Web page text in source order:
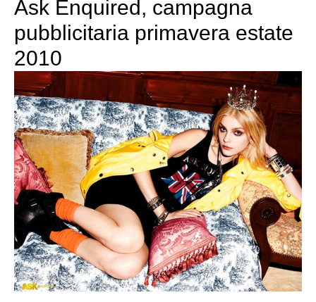
Ask Enquired, campagna
pubblicitaria primavera estate
2010